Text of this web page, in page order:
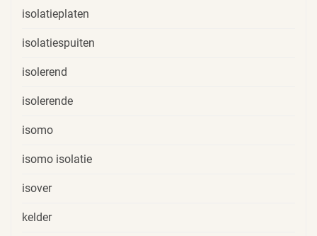
isolatieplaten
isolatiespuiten
isolerend
isolerende
isomo
isomo isolatie
isover
kelder